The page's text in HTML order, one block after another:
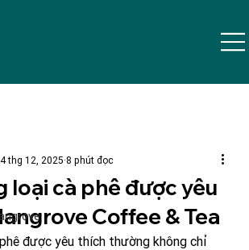
loại cà phê được yêu
Coffee & Tea
thg 12, 2025 8 phút đọc
được yêu thích thường không chỉ